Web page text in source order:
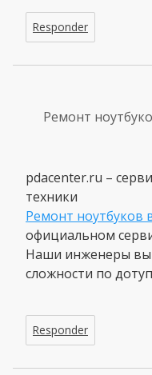
Responder
Ремонт
pdacenter.ru –
техники
Ремонт
официальном
Наши инженеры
сложности по
Responder